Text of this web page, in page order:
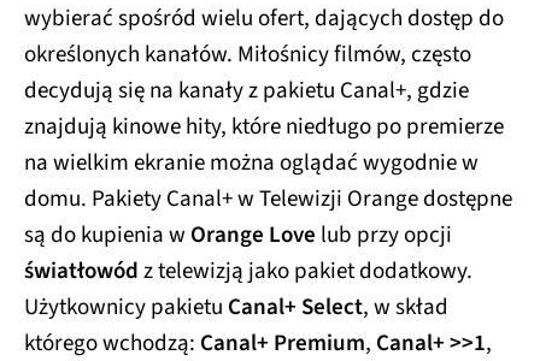
wybierać spośród wielu ofert, dających dostęp do
określonych kanałów. Miłośnicy filmów, często
decydują się na kanały z pakietu Canal+, gdzie
znajdują kinowe hity, które niedługo po premierze
na wielkim ekranie można oglądać wygodnie w
domu. Pakiety Canal+ w Telewizji Orange dostępne
są do kupienia w Orange Love lub przy opcji
światłowódz telewizją jako pakiet dodatkowy.
Użytkownicy pakietu Canal+ Select, w skład
którego wchodzą: Canal+ Premium, Canal+ >>1,